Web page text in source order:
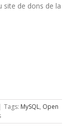
site de dons de la
Tags: MySQL, Open
sur
La